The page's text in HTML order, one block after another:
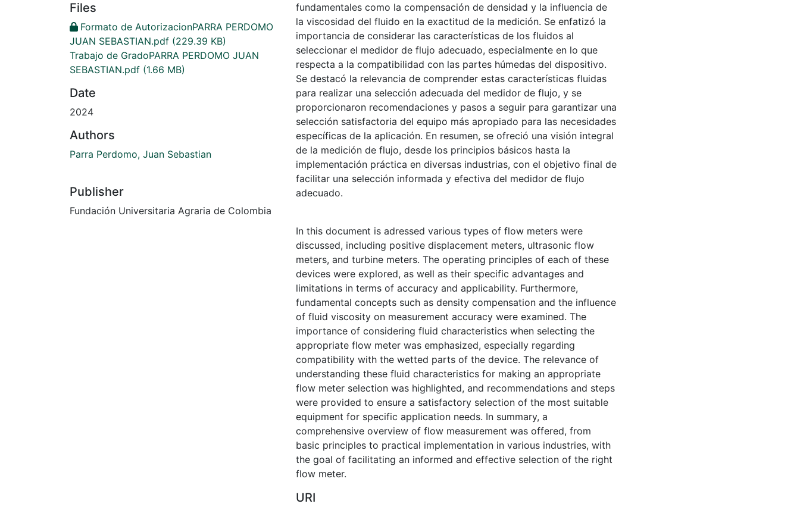
Files
Formato de AutorizacionPARRA PERDOMO
JUAN SEBASTIAN.pdf (229.39 KB)
Trabajo de GradoPARRA PERDOMO JUAN
SEBASTIAN.pdf (1.66 MB)
Date
2024
Authors
Parra Perdomo, Juan Sebastian
Publisher
Fundación Universitaria Agraria de Colombia
fundamentales como la compensación de densidad y la influencia de
la viscosidad del fluido en la exactitud de la medición. Se enfatizó la
importancia de considerar las características de los fluidos al
seleccionar el medidor de flujo adecuado, especialmente en lo que
respecta a la compatibilidad con las partes húmedas del dispositivo.
Se destacó la relevancia de comprender estas características fluidas
para realizar una selección adecuada del medidor de flujo, y se
proporcionaron recomendaciones y pasos a seguir para garantizar una
selección satisfactoria del equipo más apropiado para las necesidades
específicas de la aplicación. En resumen, se ofreció una visión integral
de la medición de flujo, desde los principios básicos hasta la
implementación práctica en diversas industrias, con el objetivo final de
facilitar una selección informada y efectiva del medidor de flujo
adecuado.
In this document is adressed various types of flow meters were
discussed, including positive displacement meters, ultrasonic flow
meters, and turbine meters. The operating principles of each of these
devices were explored, as well as their specific advantages and
limitations in terms of accuracy and applicability. Furthermore,
fundamental concepts such as density compensation and the influence
of fluid viscosity on measurement accuracy were examined. The
importance of considering fluid characteristics when selecting the
appropriate flow meter was emphasized, especially regarding
compatibility with the wetted parts of the device. The relevance of
understanding these fluid characteristics for making an appropriate
flow meter selection was highlighted, and recommendations and steps
were provided to ensure a satisfactory selection of the most suitable
equipment for specific application needs. In summary, a
comprehensive overview of flow measurement was offered, from
basic principles to practical implementation in various industries, with
the goal of facilitating an informed and effective selection of the right
flow meter.
URI